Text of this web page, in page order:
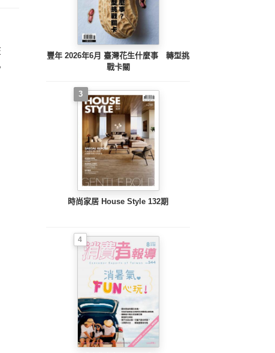
豐年 2026年6月 臺灣花生什麼事 轉型挑
戰卡關
3
時尚家居 House Style 132期
4